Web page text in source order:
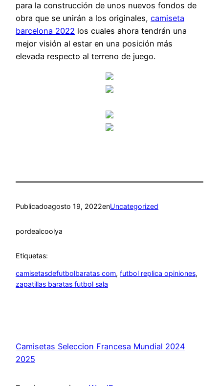
para la construcción de unos nuevos fondos de
obra que se unirán a los originales, camiseta
barcelona 2022 los cuales ahora tendrán una
mejor visión al estar en una posición más
elevada respecto al terreno de juego.
Publicadoagosto 19, 2022enUncategorized
pordealcoolya
Etiquetas:
camisetasdefutbolbaratas com, futbol replica opiniones
zapatillas baratas futbol sala
Camisetas Seleccion Francesa Mundial 2024
2025